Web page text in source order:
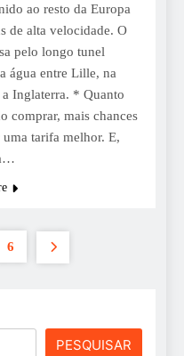
ao resto da Europa
de alta velocidade. O
pelo longo tunel
água entre Lille, na
a Inglaterra. * Quanto
comprar, mais chances
uma tarifa melhor. E,
6
PESQUISAR